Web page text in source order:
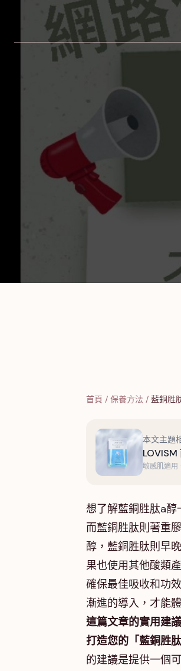
首頁 / 保養方法 / 藍銅胜
本文主題
敏感肌適
想了解藍銅胜肽a
而藍銅胜肽則著重
醇，藍銅胜肽則早
果也使用其他酸類
確保最佳吸收和功
漸進的導入，才能
這篇文章的實用建
打造您的「藍銅胜
的建議是提供一個